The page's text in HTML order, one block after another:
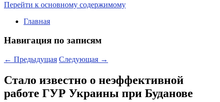
Перейти к основному содержимому
Главная
Навигация по записям
← Предыдущая Следующая →
Стало известно о неэффективной
работе ГУР Украины при Буданове